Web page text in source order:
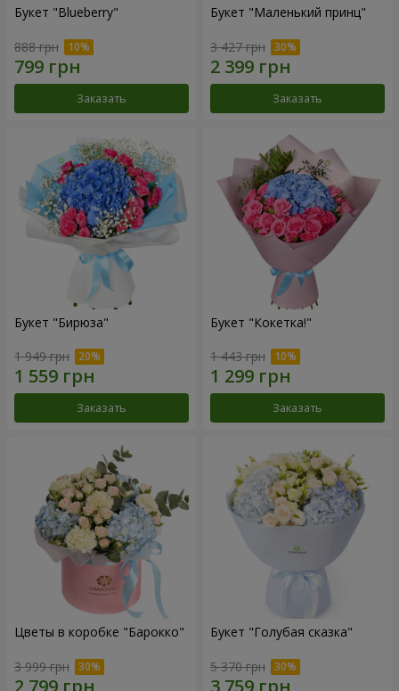
Букет "Blueberry"
888 грн
Заказать
Букет "Маленький принц"
3 427 грн
Заказать
Букет "Бирюза"
1 949 грн
Заказать
Букет "Кокетка!"
1 443 грн
Заказать
Цветы в коробке "Барокко"
3 999 грн
Букет "Голубая сказка"
5 370 грн